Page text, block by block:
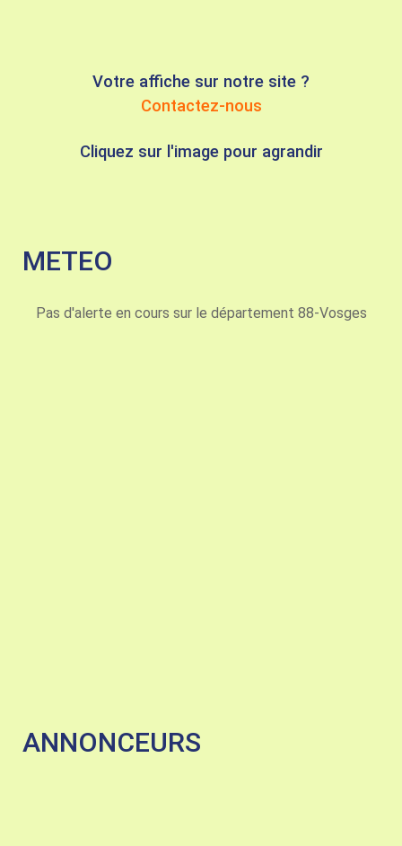
Votre affiche sur notre site ?
Contactez-nous
Cliquez sur l'image pour agrandir
METEO
Pas d'alerte en cours sur le département 88-Vosges
ANNONCEURS